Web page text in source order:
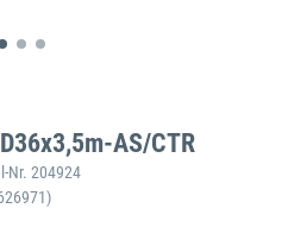
AS/CTR
Nr. 204924